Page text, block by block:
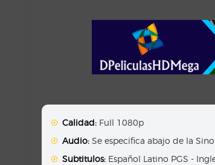
Calidad: Full 1080p
Audio: Se especifica abajo de la
Subtitulos: Español Latino PGS -